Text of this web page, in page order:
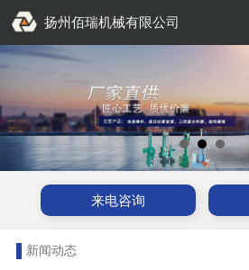
扬州佰瑞机械有限公司
来电咨询
新闻动态